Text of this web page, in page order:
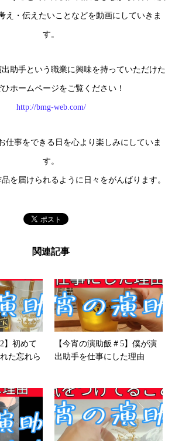
え・伝えたいことなどを動画にしていきま
す。
助手という職業に興味を持っていただけた
ひホームページをご覧ください！
http://bmg-web.com/
仕事をできる日を心より楽しみにしていま
す。
を届けられるように日々をがんばります。
関連記事
】初めて
た忘れら
【今宵の演助飯＃5】僕が演
出助手を仕事にした理由